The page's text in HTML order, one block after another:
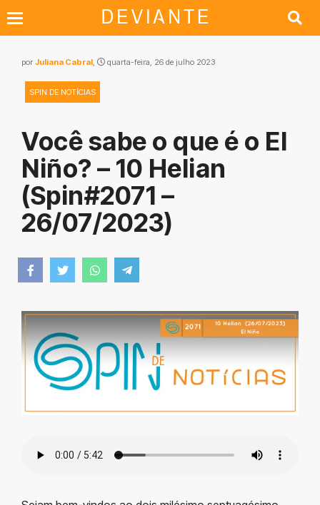
por Juliana Cabral, quarta-feira, 26 de julho 2023
SPIN DE NOTÍCIAS
Você sabe o que é o El
Niño? – 10 Helian
(Spin#2071 –
26/07/2023)